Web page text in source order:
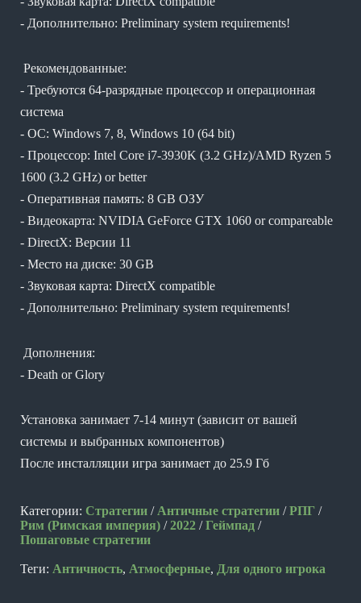
- Дополнительно: Preliminary system requirements!
Рекомендованные:
- Требуются 64-разрядные процессор и операционная
система
- ОС: Windows 7, 8, Windows 10 (64 bit)
- Процессор: Intel Core i7-3930K (3.2 GHz)/AMD Ryzen 5
1600 (3.2 GHz) or better
- Оперативная память: 8 GB ОЗУ
- Видеокарта: NVIDIA GeForce GTX 1060 or compareable
- DirectX: Версии 11
- Место на диске: 30 GB
- Звуковая карта: DirectX compatible
- Дополнительно: Preliminary system requirements!
Дополнения:
- Death or Glory
Установка занимает 7-14 минут (зависит от вашей
системы и выбранных компонентов)
После инсталляции игра занимает до 25.9 Гб
Категории: Стратегии / Античные стратегии /РПГ /
Рим (Римская империя) /2022 /Геймпад /
Пошаговые стратегии
Теги: Античность, Атмосферные, Для одного игрока